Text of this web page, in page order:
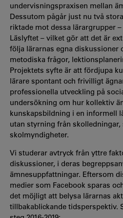
undervisningspraxisen mellan
Dessutom pågår just nu två
riktade mot dessa lärargrupper
Läslyftet – vilket gör att det är
följa lärarnas egna diskussioner
metodiska frågor,
Projektets syfte är att fördjupa
lärare spontant och frivilligt
professionella utveckling på
undersökning om hur kollektiv
kunskapsbildning i en informell
utan styrning från
skolmyndigheter.
Vi studerar avtryck från yttre
diskussioner, i deras
ämnesuppfattningar. Eftersom
medier som Facebook sparas
det möjligt att belysa lärarnas
tillbakablickande tidsperspektiv.